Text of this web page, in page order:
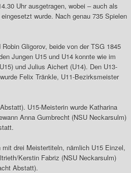
Uhr ausgetragen, wobei – auch als
wurde. Nach genau 735 Spielen
Gligorov, beide von der TSG 1845
Jungen U15 und U14 konnte wie im
und Julius Aichert (U14). Den U13-
Felix Tränkle, U11-Bezirksmeister
U15-Meisterin wurde Katharina
Anna Gumbrecht (NSU Neckarsulm)
drei Meistertiteln, nämlich U15 Einzel,
Kerstin Fabriz (NSU Neckarsulm)
Abstatt).